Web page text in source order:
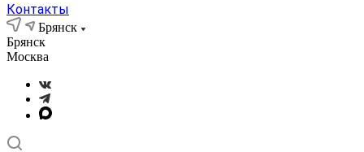
Контакты
Брянск
Брянск
Москва